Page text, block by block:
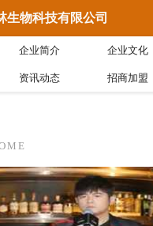
生物科技有限公司
企业简介 企业文化
资讯动态 招商加盟